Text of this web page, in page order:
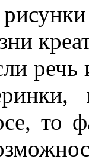
речь
то